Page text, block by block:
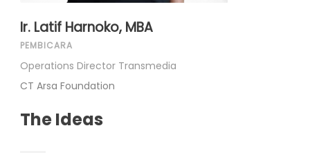
Ir. Latif Harnoko, MBA
PEMBICARA
Operations Director Transmedia
CT Arsa Foundation
The Ideas